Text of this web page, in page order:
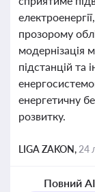
прозорому
модернізація
підстанцій та
енергетичну
розвитку.
LIGA ZAKON, 24
Повний